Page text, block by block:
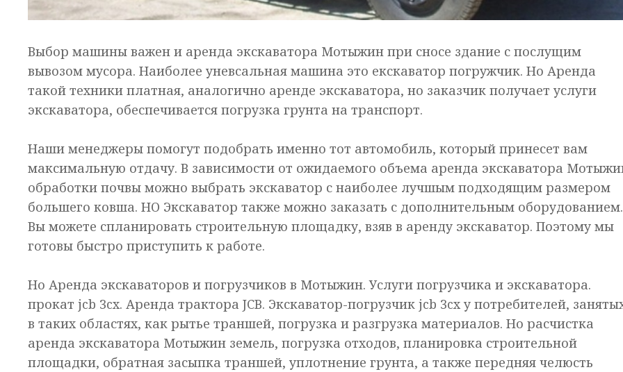
Выбор машины важен и аренда экскаватора Мотыжин при сносе здание с послущим
вывозом мусора. Наиболее уневсальная машина это екскаватор погружчик. Но Аренда
такой техники платная, аналогично аренде экскаватора, но заказчик получает услуги
экскаватора, обеспечивается погрузка грунта на транспорт.
Наши менеджеры помогут подобрать именно тот автомобиль, который принесет вам
максимальную отдачу. В зависимости от ожидаемого объема аренда экскаватора
обработки почвы можно выбрать экскаватор с наиболее лучшым подходящим размером
большего ковша. НО Экскаватор также можно заказать с дополнительным оборудованием.
Вы можете спланировать строительную площадку, взяв в аренду экскаватор. Поэтому мы
готовы быстро приступить к работе.
Но Аренда экскаваторов и погрузчиков в Мотыжин. Услуги погрузчика и экскаватора.
прокат jcb 3cx. Аренда трактора JCB. Экскаватор-погрузчик jcb 3cx у потребителей,
в таких областях, как рытье траншей, погрузка и разгрузка материалов. Но расчистка
аренда экскаватора Мотыжин земель, погрузка отходов, планировка строительной
площадки, обратная засыпка траншей, уплотнение грунта, а также передняя челюсть